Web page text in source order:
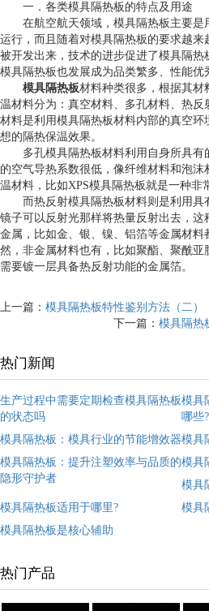
一．各类模具隔热板的特点及用途
在航空航天领域，模具隔热板主要是
运行，而且随着对模具隔热板的要求越
被开发出来，技术的进步促进了模具隔热
模具隔热板也发展成为品类繁多、性能优
模具隔热板材料种类很多，根据其材
温材料分为：真空材料、多孔材料、热反
材料是利用模具隔热板材料内部的真空
想的隔热保温效果。
多孔模具隔热板材料利用自身所具有
的空气导热系数很低，像纤维材料和泡
温材料，比如XPS模具隔热板就是一种非
而热反射模具隔热板材料则是利用具
镜子可以反射光那样将热量反射出去，
金属，比如金、银、镍、铝箔等金属材料
然，非金属材料也有，比如聚酯、聚酰
需要镀一层具备热反射功能的金属箔。
上一篇： 模具隔热板特性鉴别方法（二）
下一篇： 模具隔热
热门新闻
生产过程中需要定期检查模具隔热板
的状态吗
模具
哪些?
模具隔热板：模具行业的节能增效器模具
模具隔热板：提升注塑效率与品质的
隐形守护者
模具
模具
模具隔热板适用于哪里?
模具
模具隔热板是核心辅助
热门产品